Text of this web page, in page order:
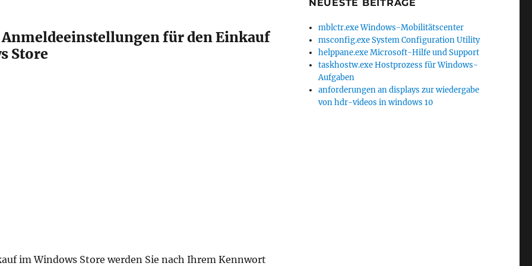
für den Einkauf
Store
im Windows Store werden Sie nach Ihrem Kennwort
NEUESTE BEITRÄGE
mblctr.exe Windows-Mobilitätscenter
msconfig.exe System Configuration Utility
helppane.exe Microsoft-Hilfe und Support
taskhostw.exe Hostprozess für Windows-
Aufgaben
anforderungen an displays zur wiedergabe
von hdr-videos in windows 10